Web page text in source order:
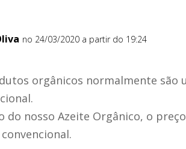
no 24/03/2020 a partir do 19:24
orgânicos normalmente são
do nosso Azeite Orgânico, o